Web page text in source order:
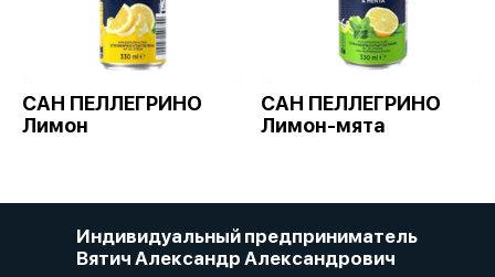
САН ПЕЛЛЕГРИНО
Лимон
САН ПЕЛЛЕГРИНО
Лимон-мята
Индивидуальный предприниматель
Вятич Александр Александрович